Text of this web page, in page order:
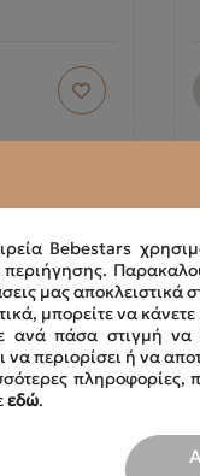
Bebestars
περιήγησης.
μας αποκλειστικά
μπορείτε να κάνετε
ανά πάσα στιγμή να
να περιορίσει ή να
πληροφορίες,
εδώ.